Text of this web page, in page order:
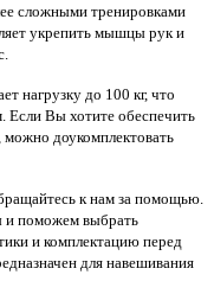
сложными тренировками
укрепить мышцы рук и
нагрузку до 100 кг, что
Если Вы хотите обеспечить
можно доукомплектовать
к нам за помощью.
и поможем выбрать
и комплектацию перед
для навешивания